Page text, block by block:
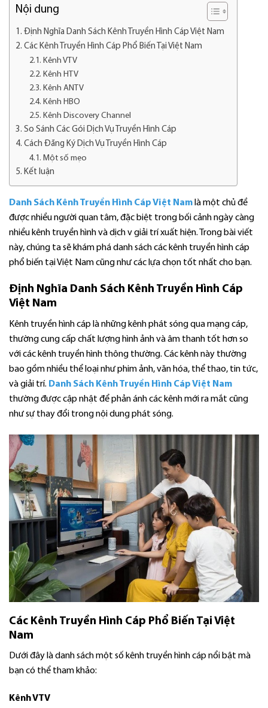
Nội dung
Định Nghĩa Danh Sách Kênh Truyền Hình Cáp Việt Nam
Các Kênh Truyền Hình Cáp Phổ Biến Tại Việt Nam
Kênh VTV
Kênh HTV
Kênh ANTV
Kênh HBO
Kênh Discovery Channel
So Sánh Các Gói Dịch Vụ Truyền Hình Cáp
Cách Đăng Ký Dịch Vụ Truyền Hình Cáp
Một số mẹo
Kết luận
Danh Sách Kênh Truyền Hình Cáp Việt Nam là một chủ đề
được nhiều người quan tâm, đặc biệt trong bối cảnh ngày càng
nhiều kênh truyền hình và dịch v giải trí xuất hiện. Trong bài viết
này, chúng ta sẽ khám phá danh sách các kênh truyền hình cáp
phổ biến tại Việt Nam cũng như các lựa chọn tốt nhất cho bạn.
Định Nghĩa Danh Sách Kênh Truyền Hình Cáp
Việt Nam
Kênh truyền hình cáp là những kênh phát sóng qua mạng cáp,
thường cung cấp chất lượng hình ảnh và âm thanh tốt hơn so
với các kênh truyền hình thông thường. Các kênh này thường
bao gồm nhiều thể loại như phim ảnh, văn hóa, thể thao, tin tức,
và giải trí. Danh Sách Kênh Truyền Hình Cáp Việt Nam
thường được cập nhật để phản ánh các kênh mới ra mắt cũng
như sự thay đổi trong nội dung phát sóng.
Các Kênh Truyền Hình Cáp Phổ Biến Tại Việt
Nam
Dưới đây là danh sách một số kênh truyền hình cáp nổi bật mà
bạn có thể tham khảo:
Kênh VTV